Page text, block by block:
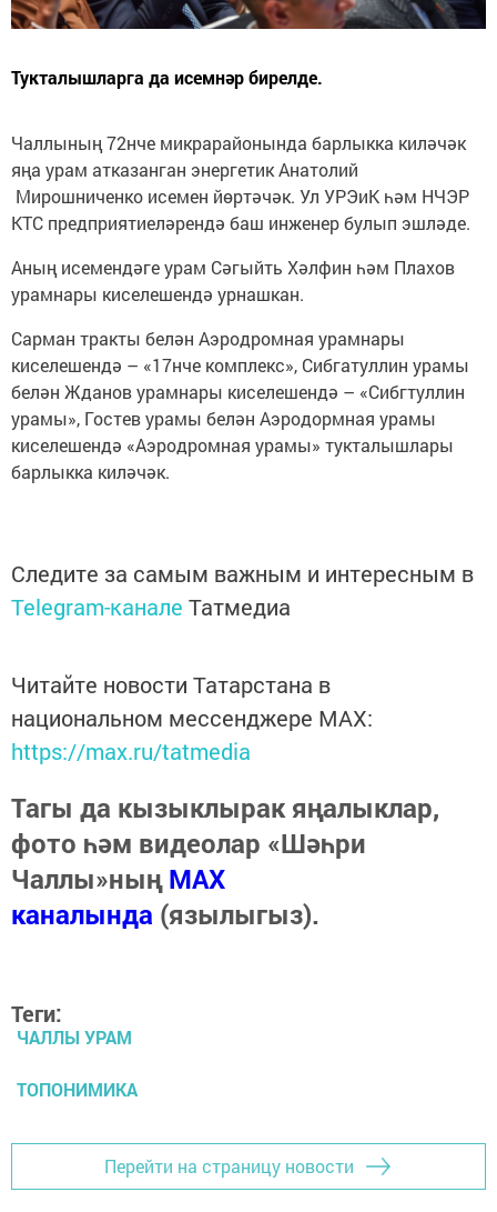
Тукталышларга да исемнәр бирелде.
Чаллының 72нче микрарайонында барлыкка киләчәк
яңа урам атказанган энергетик Анатолий
Мирошниченко исемен йөртәчәк. Ул УРЭиК һәм НЧЭР
КТС предприятиеләрендә баш инженер булып эшләде.
Аның исемендәге урам Сәгыйть Хәлфин һәм Плахов
урамнары киселешендә урнашкан.
Сарман тракты белән Аэродромная урамнары
киселешендә – «17нче комплекс», Сибгатуллин урамы
белән Жданов урамнары киселешендә – «Сибгтуллин
урамы», Гостев урамы белән Аэродормная урамы
киселешендә «Аэродромная урамы» тукталышлары
барлыкка киләчәк.
Следите за самым важным и интересным в
Telegram-канале Татмедиа
Читайте новости Татарстана в
национальном мессенджере MАХ:
https://max.ru/tatmedia
Тагы да кызыклырак яңалыклар,
фото һәм видеолар «Шәһри
Чаллы»ныңMAX
каналында (язылыгыз).
Теги:
ЧАЛЛЫ УРАМ
ТОПОНИМИКА
Перейти на страницу новости